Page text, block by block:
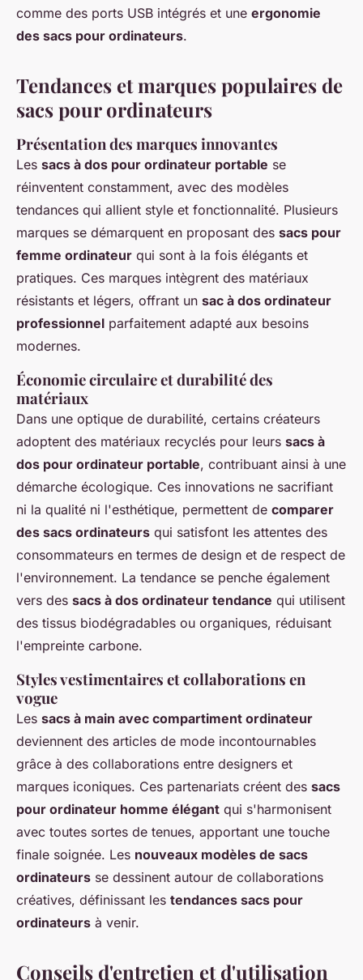
comme des ports USB intégrés et une ergonomie
des sacs pour ordinateurs.
Tendances et marques populaires de
sacs pour ordinateurs
Présentation des marques innovantes
Les sacs à dos pour ordinateur portable se
réinventent constamment, avec des modèles
tendances qui allient style et fonctionnalité. Plusieurs
marques se démarquent en proposant des sacs pour
femme ordinateur qui sont à la fois élégants et
pratiques. Ces marques intègrent des matériaux
résistants et légers, offrant un sac à dos ordinateur
professionnel parfaitement adapté aux besoins
modernes.
Économie circulaire et durabilité des
matériaux
Dans une optique de durabilité, certains créateurs
adoptent des matériaux recyclés pour leurs sacs à
dos pour ordinateur portable, contribuant ainsi à une
démarche écologique. Ces innovations ne sacrifiant
ni la qualité ni l'esthétique, permettent de comparer
des sacs ordinateurs qui satisfont les attentes des
consommateurs en termes de design et de respect de
l'environnement. La tendance se penche également
vers des sacs à dos ordinateur tendance qui utilisent
des tissus biodégradables ou organiques, réduisant
l'empreinte carbone.
Styles vestimentaires et collaborations en
vogue
Les sacs à main avec compartiment ordinateur
deviennent des articles de mode incontournables
grâce à des collaborations entre designers et
marques iconiques. Ces partenariats créent des sacs
pour ordinateur homme élégant qui s'harmonisent
avec toutes sortes de tenues, apportant une touche
finale soignée. Les nouveaux modèles de sacs
ordinateurs se dessinent autour de collaborations
créatives, définissant les tendances sacs pour
ordinateurs à venir.
Conseils d'entretien et d'utilisation